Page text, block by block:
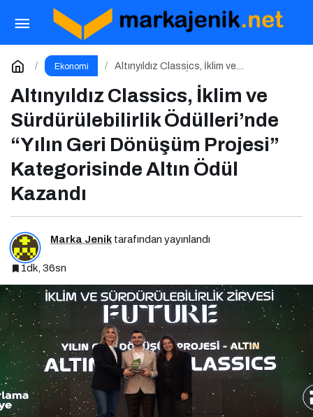
Ekonomi
Altınyıldız Classics, İklim ve
Dönüşüm Projesi” Kategorisinde Altın
Ödül Kazandı
Altınyıldız Classics, İklim ve
Sürdürülebilirlik Ödülleri’nde
“Yılın Geri Dönüşüm Projesi”
Kategorisinde Altın Ödül
Kazandı
Marka Jenik tarafından yayınlandı
1dk, 36sn
Dijital Kriz Yönetimi Nedir Etkili Dijital Kriz
Yönetimi için 10 Altın İpucu
Yorum Yap